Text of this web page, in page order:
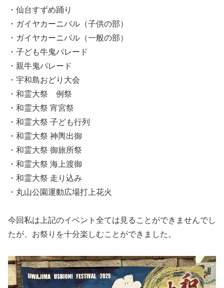
・仙台すずめ踊り
・ガイヤカーニバル（子供の部）
・ガイヤカーニバル（一般の部）
・子ども牛鬼パレード
・親牛鬼パレード
・宇和島おどり大会
・和霊大祭 例祭
・和霊大祭 宵宮祭
・和霊大祭 子ども行列
・和霊大祭 神輿出御
・和霊大祭 御旅所祭
・和霊大祭 海上渡御
・和霊大祭 走り込み
・丸山公園運動広場打上花火
今回私は上記のイベント全ては見ることができませんでし
たが、お祭りを十分楽しむことができました。